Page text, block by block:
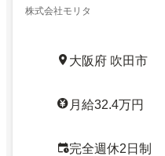
株式会社モリタ
大阪府 吹田市
月給32.4万円
完全週休2日制